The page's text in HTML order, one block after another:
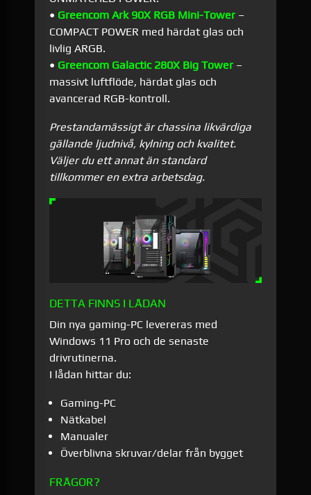
• Greencom Ark 90X RGB Mini-Tower –
COMPACT POWER med härdat glas och
livlig ARGB.
• Greencom Galactic 280X Big Tower –
massivt luftflöde, härdat glas och
avancerad RGB-kontroll.
Prestandamässigt är chassina likvärdiga
gällande ljudnivå, kylning och kvalitet.
Väljer du ett annat än standard
tillkommer en extra arbetsdag.
DETTA FINNS I LÅDAN
Din nya gaming-PC levereras med
Windows 11 Pro och de senaste
drivrutinerna.
I lådan hittar du:
Gaming-PC
Nätkabel
Manualer
Överblivna skruvar/delar från bygget
FRÅGOR?